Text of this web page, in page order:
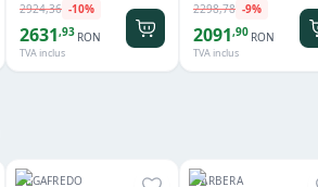
2924,36 -10%
2631,93 RON
TVA inclus
2298,78 -9%
2091,90 RON
TVA inclus
SEGAFREDO BARBERA